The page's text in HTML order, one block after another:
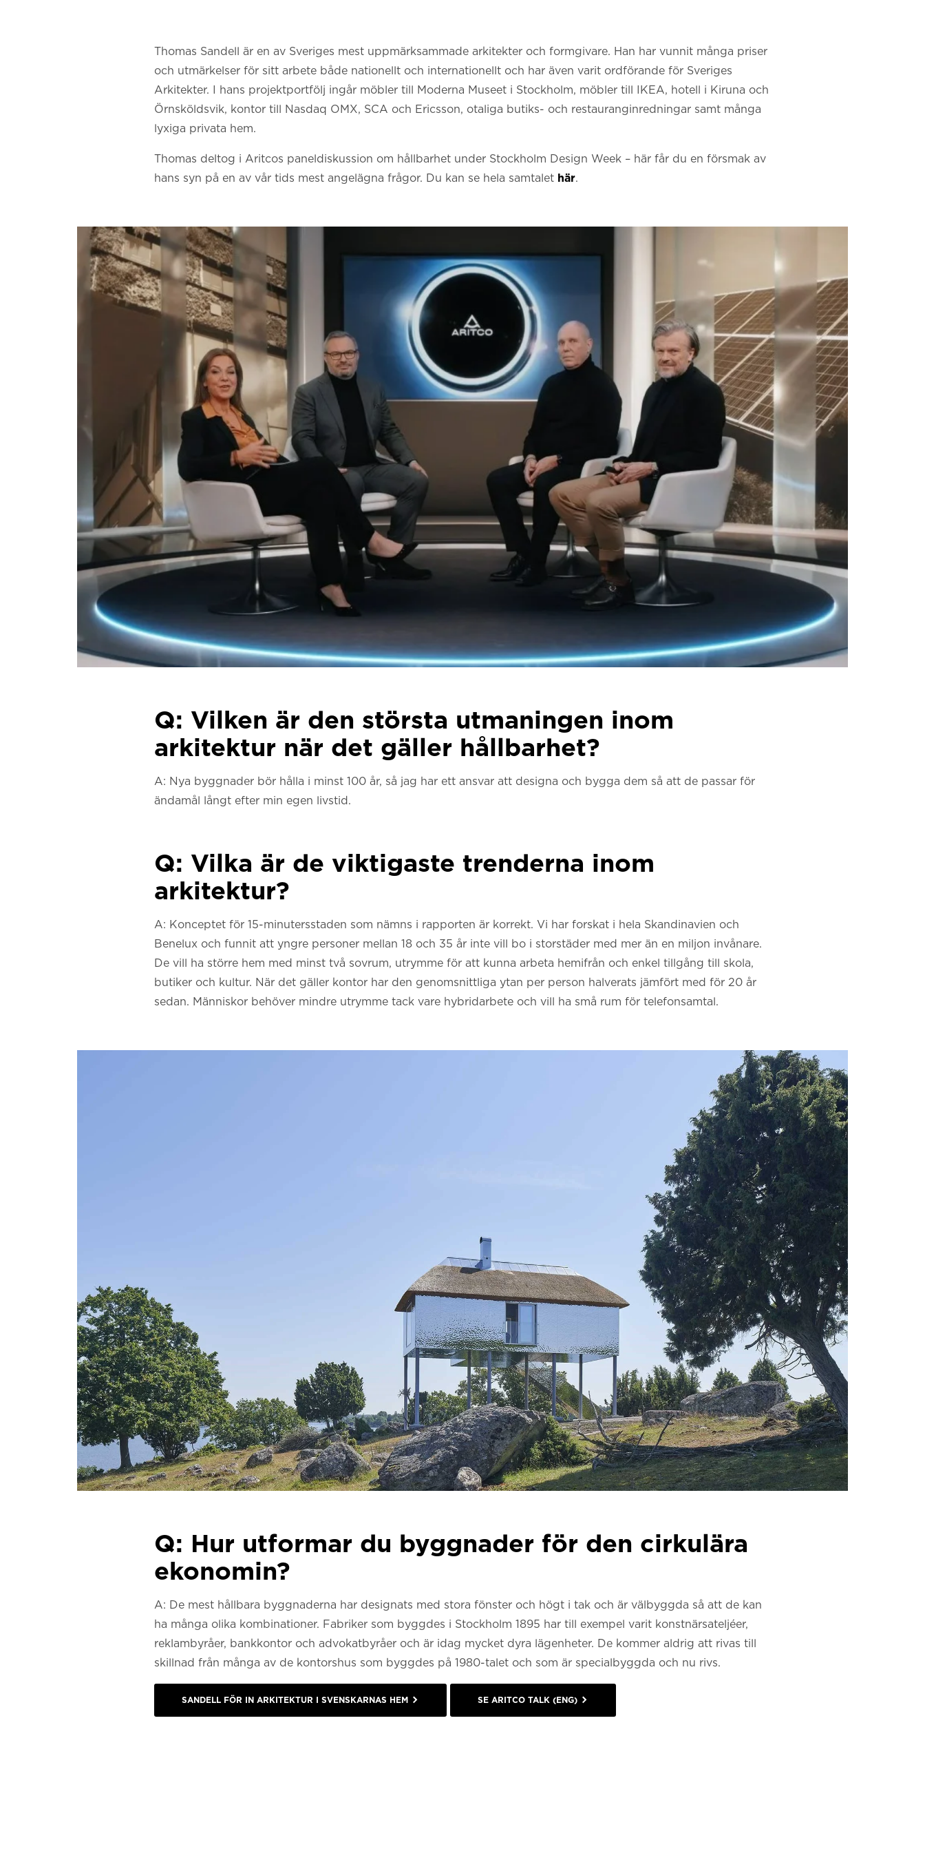
Thomas Sandell är en av Sveriges mest uppmärksammade arkitekter och formgivare. Han har vunnit många priser
och utmärkelser för sitt arbete både nationellt och internationellt och har även varit ordförande för Sveriges
Arkitekter. I hans projektportfölj ingår möbler till Moderna Museet i Stockholm, möbler till IKEA, hotell i Kiruna och
Örnsköldsvik, kontor till Nasdaq OMX, SCA och Ericsson, otaliga butiks- och restauranginredningar samt många
lyxiga privata hem.
Thomas deltog i Aritcos paneldiskussion om hållbarhet under Stockholm Design Week – här får du en försmak av
hans syn på en av vår tids mest angelägna frågor. Du kan se hela samtalet här.
Q: Vilken är den största utmaningen inom
arkitektur när det gäller hållbarhet?
A: Nya byggnader bör hålla i minst 100 år, så jag har ett ansvar att designa och bygga dem så att de passar för
ändamål långt efter min egen livstid.
Q: Vilka är de viktigaste trenderna inom
arkitektur?
A: Konceptet för 15-minutersstaden som nämns i rapporten är korrekt. Vi har forskat i hela Skandinavien och
Benelux och funnit att yngre personer mellan 18 och 35 år inte vill bo i storstäder med mer än en miljon invånare.
De vill ha större hem med minst två sovrum, utrymme för att kunna arbeta hemifrån och enkel tillgång till skola,
butiker och kultur. När det gäller kontor har den genomsnittliga ytan per person halverats jämfört med för 20 år
sedan. Människor behöver mindre utrymme tack vare hybridarbete och vill ha små rum för telefonsamtal.
Q: Hur utformar du byggnader för den cirkulära
ekonomin?
A: De mest hållbara byggnaderna har designats med stora fönster och högt i tak och är välbyggda så att de kan
ha många olika kombinationer. Fabriker som byggdes i Stockholm 1895 har till exempel varit konstnärsateljéer,
reklambyråer, bankkontor och advokatbyråer och är idag mycket dyra lägenheter. De kommer aldrig att rivas till
skillnad från många av de kontorshus som byggdes på 1980-talet och som är specialbyggda och nu rivs.
SANDELL FÖR IN ARKITEKTUR I SVENSKARNAS HEM SE ARITCO TALK (ENG)